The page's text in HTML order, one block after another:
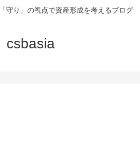
守り」の視点で資産形成を考えるブログ
csbasia